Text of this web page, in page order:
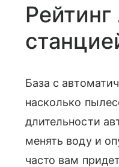
База с
насколько
длительности
менять воду и
часто вам